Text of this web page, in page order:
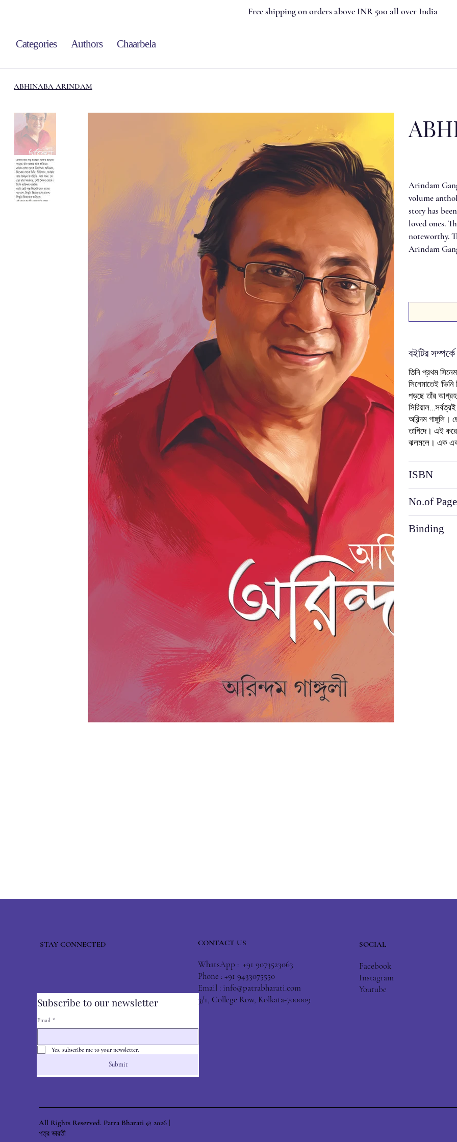
Free shipping on orders above INR 500 all over India
Categories Authors Chaarbela
ABHINABA ARINDAM
Arindam
volume
story has
loved ones.
noteworthy.
Arindam
বইটির সম্পর্কে
তিনি প্রথম
সিনেমাতেই
পড়ছে তাঁর আগ্রহ
অরিন্দম
তাগিদে। এই
ঝলমলে। এক
ISBN
No.of
Binding
Subscribe to our newsletter
Email *
Yes, subscribe me to your newsletter.
Submit
STAY CONNECTED CONTACT US
WhatsApp : +91 9073523063
Phone : +91 9433075550
Email : info@patrabharati.com
3/1, College Row, Kolkata-700009
SOCIAL
Facebook
Instagram
Youtube
All Rights Reserved. Patra Bharati © 2026 |
পত্র ভারতী